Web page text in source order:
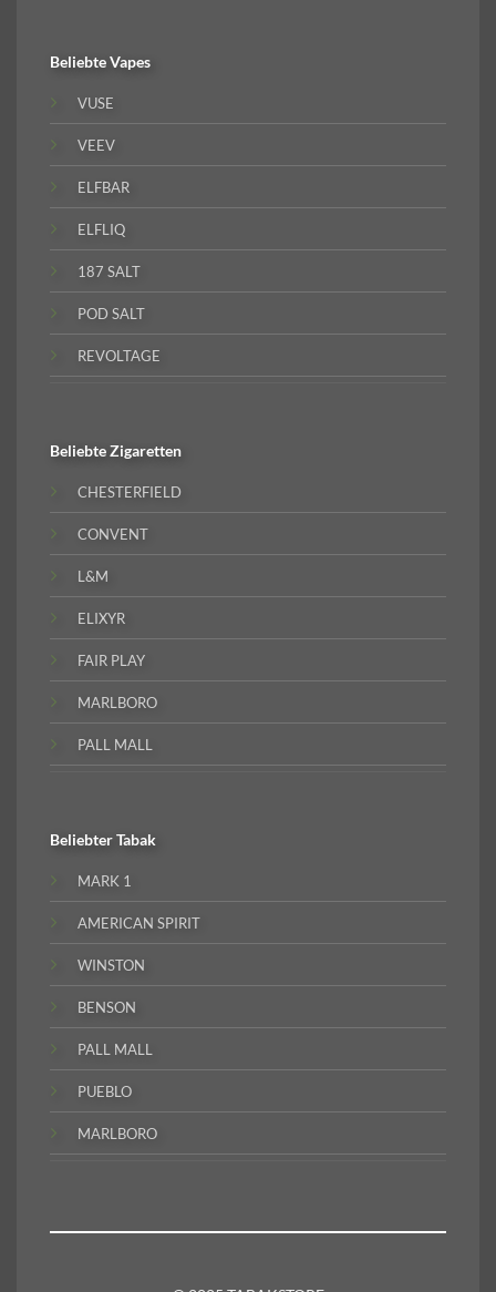
BeliebteVapes
VUSE
VEEV
ELFBAR
ELFLIQ
187 SALT
POD SALT
REVOLTAGE
BeliebteZigaretten
CHESTERFIELD
CONVENT
L&M
ELIXYR
FAIR PLAY
MARLBORO
PALL MALL
BeliebterTabak
MARK 1
AMERICAN SPIRIT
WINSTON
BENSON
PALL MALL
PUEBLO
MARLBORO